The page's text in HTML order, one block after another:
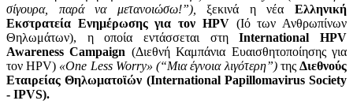
σίγουρα, παρά να μετανoιώσω!”),
ξεκινά η νέαΕλληνική
Εκστρατεία Ενημέρωσης για τον HPV(Ιό των Ανθρωπίνων
Θηλωμάτων), η οποία εντάσσεται στηInternational
HPV
Awareness Campaign (Διεθνή Καμπάνια Ευαισθητοποίησης για
τον HPV) «One Less Worry» (“Μια έγνοια λιγότερη”)τηςΔιεθνούς
Εταιρείας Θηλωματοϊών (International Papillomavirus Society
- IPVS).